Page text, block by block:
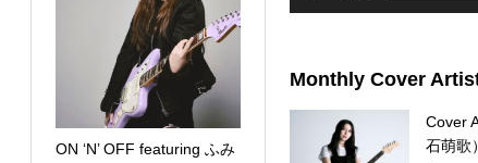
ON ‘N’ OFF featuring ふみ
Monthly Cover
Cover
石萌歌